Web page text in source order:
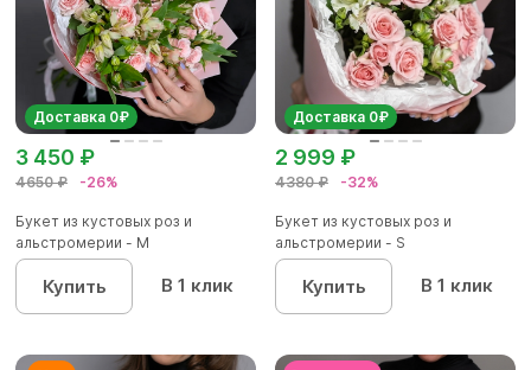
Доставка 0₽
4650 ₽ -26%
3 450 ₽
Букет из кустовых роз и
альстромерии - М
Купить В 1 клик
Доставка 0₽
4380 ₽ -32%
2 999 ₽
Букет из кустовых роз и
альстромерии - S
Купить В 1 клик